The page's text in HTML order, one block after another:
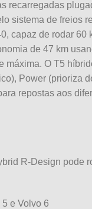
recarregadas
sistema de freios
capaz de rodar 60
de 47 km
máxima. O T5
Power (prioriza
repostas aos
R-Design pode
e Volvo 6